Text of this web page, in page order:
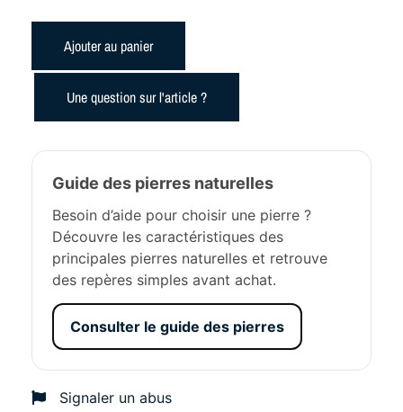
Ajouter au panier
Une question sur l'article ?
Guide des pierres naturelles
Besoin d’aide pour choisir une pierre ?
Découvre les caractéristiques des
principales pierres naturelles et retrouve
des repères simples avant achat.
Consulter le guide des pierres
Signaler un abus